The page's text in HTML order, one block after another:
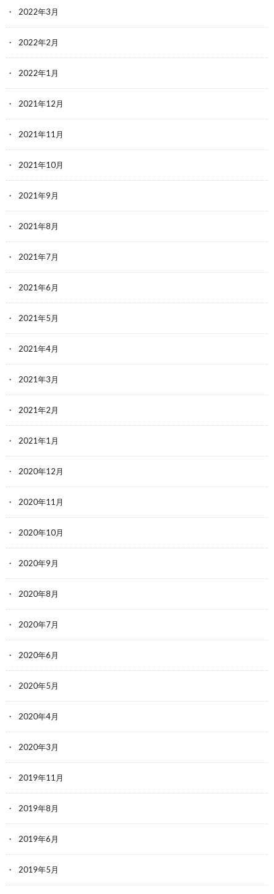
2022年3月
2022年2月
2022年1月
2021年12月
2021年11月
2021年10月
2021年9月
2021年8月
2021年7月
2021年6月
2021年5月
2021年4月
2021年3月
2021年2月
2021年1月
2020年12月
2020年11月
2020年10月
2020年9月
2020年8月
2020年7月
2020年6月
2020年5月
2020年4月
2020年3月
2019年11月
2019年8月
2019年6月
2019年5月